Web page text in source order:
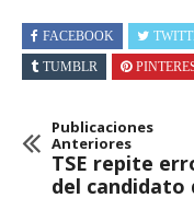
FACEBOOK
TUMBLR
Publicaciones
Anteriores
TSE repite
del candidato